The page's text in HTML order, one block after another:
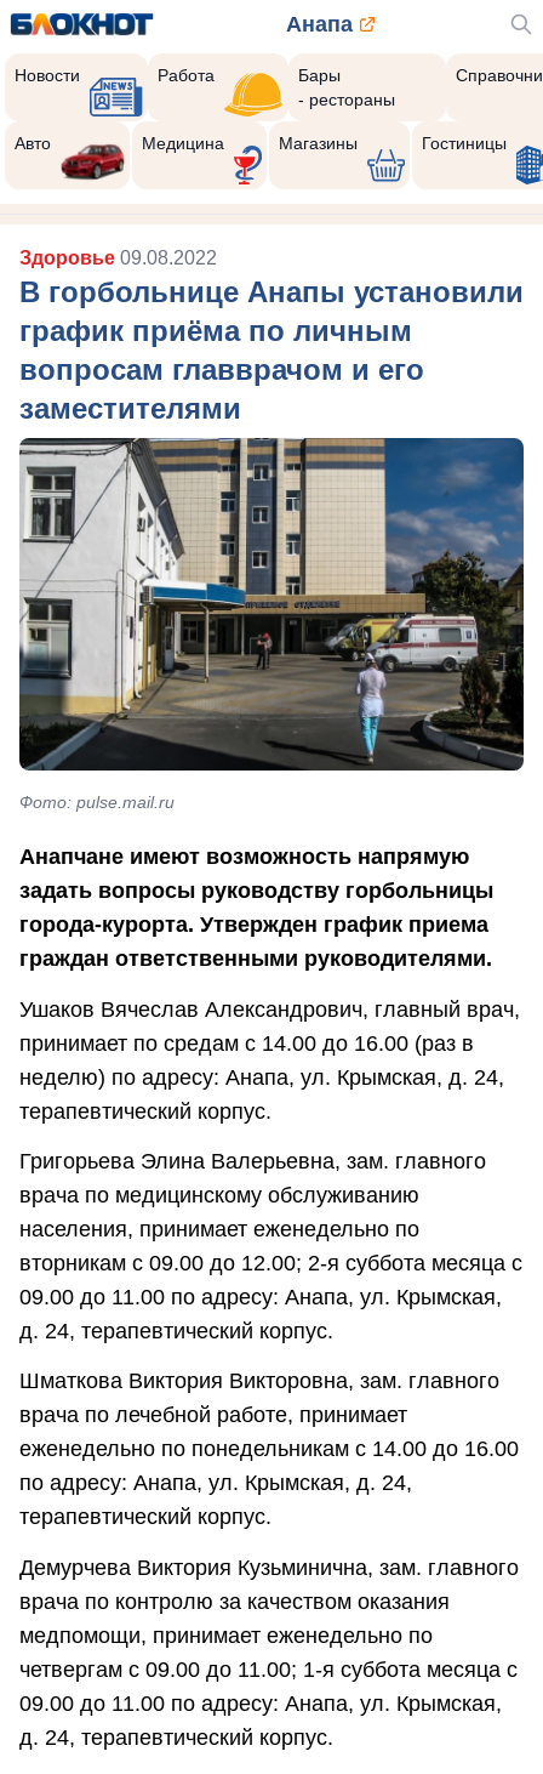
Анапа
Новости Работа
Бары
- рестораны
Авто Медицина Магазины Гостиницы
Здоровье 09.08.2022
В горбольнице Анапы установили
график приёма по личным
вопросам главврачом и его
заместителями
Фото: pulse.mail.ru
Анапчане имеют возможность напрямую
задать вопросы руководству горбольницы
города-курорта. Утвержден график приема
граждан ответственными руководителями.
Ушаков Вячеслав Александрович, главный врач,
принимает по средам с 14.00 до 16.00 (раз в
неделю) по адресу: Анапа, ул. Крымская, д. 24,
терапевтический корпус.
Григорьева Элина Валерьевна, зам. главного
врача по медицинскому обслуживанию
населения, принимает еженедельно по
вторникам с 09.00 до 12.00; 2-я суббота месяца с
09.00 до 11.00 по адресу: Анапа, ул. Крымская,
д. 24, терапевтический корпус.
Шматкова Виктория Викторовна, зам. главного
врача по лечебной работе, принимает
еженедельно по понедельникам с 14.00 до 16.00
по адресу: Анапа, ул. Крымская, д. 24,
терапевтический корпус.
Демурчева Виктория Кузьминична, зам. главного
врача по контролю за качеством оказания
медпомощи, принимает еженедельно по
четвергам с 09.00 до 11.00; 1-я суббота месяца с
09.00 до 11.00 по адресу: Анапа, ул. Крымская,
д. 24, терапевтический корпус.